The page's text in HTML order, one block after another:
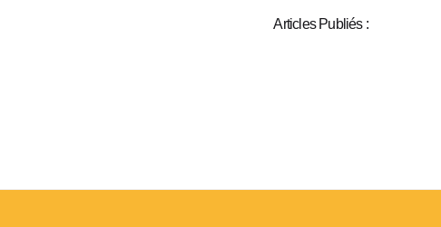
Articles Publiés :